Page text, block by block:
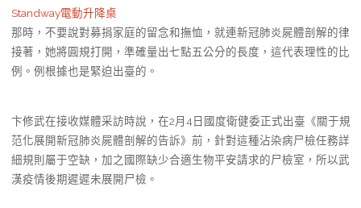
Standway電動升降桌
那時，不要說對募捐家庭的留念和撫恤，就連新冠肺炎屍體剖解的律
接著，她將圓規打開，準確量出七點五公分的長度，這代表理性的比
例。例根據也是緊迫出臺的。
卞修武在接收媒體采訪時說，在2月4日國度衛健委正式出臺《關于規
范化展開新冠肺炎屍體剖解的告訴》前，針對這種沾染病尸檢任務詳
細規則屬于空缺，加之國際缺少合適生物平安請求的尸檢室，所以武
漢疫情後期遲遲未展開尸檢。